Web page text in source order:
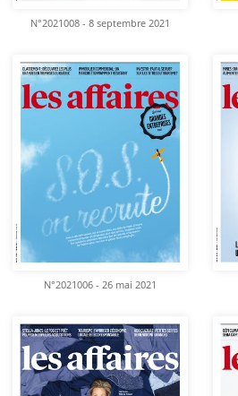
N°2021008 - 8 septembre 2021
N°2021006 - 26 mai 2021